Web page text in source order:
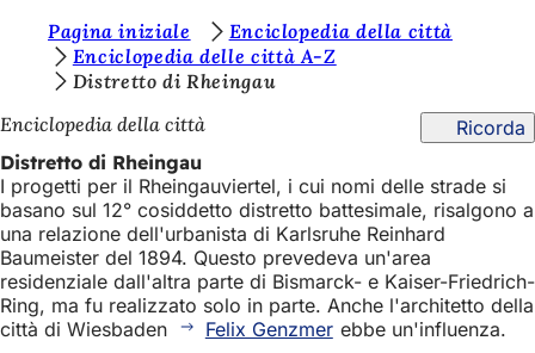
Vai al contenuto
e
t
e
q
u
i
:
Pagina iniziale
Enciclopedia della città
Enciclopedia delle città A-Z
Distretto di Rheingau
Enciclopedia della città
Ricorda
Distretto di Rheingau
I progetti per il Rheingauviertel, i cui nomi delle strade si
basano sul 12° cosiddetto distretto battesimale, risalgono a
una relazione dell'urbanista di Karlsruhe Reinhard
Baumeister del 1894. Questo prevedeva un'area
residenziale dall'altra parte di Bismarck- e Kaiser-Friedrich-
Ring, ma fu realizzato solo in parte. Anche l'architetto della
città di Wiesbaden
Felix Genzmer ebbe un'influenza.